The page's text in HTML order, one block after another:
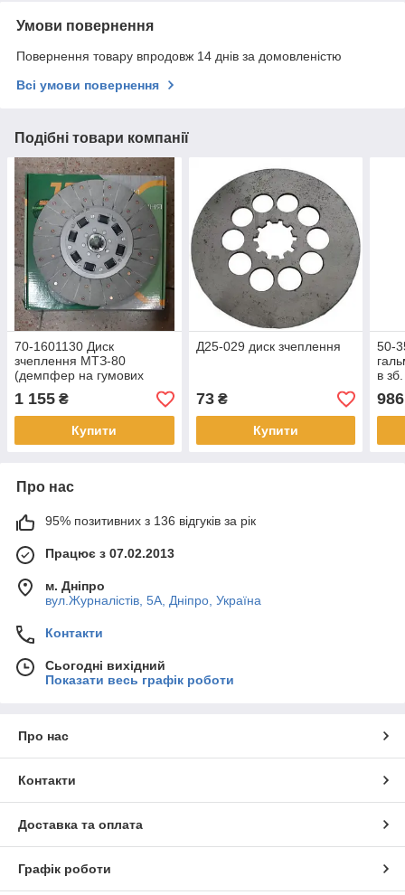
Умови повернення
Повернення товару впродовж 14 днів за домовленістю
Всі умови повернення
Подібні товари компанії
70-1601130 Диск
зчеплення МТЗ-80
(демпфер на гумових
пружинах з азбестовими
накладками)
1 155 ₴
Купити
Д25-029 диск зчеплення
73₴
Купити
50-
в
986
Про нас
95% позитивних з 136 відгуків за рік
Працює з 07.02.2013
м. Дніпро
вул.Журналістів, 5А, Дніпро, Україна
Контакти
Сьогодні вихідний
Показати весь графік роботи
Про нас
Контакти
Доставка та оплата
Графік роботи